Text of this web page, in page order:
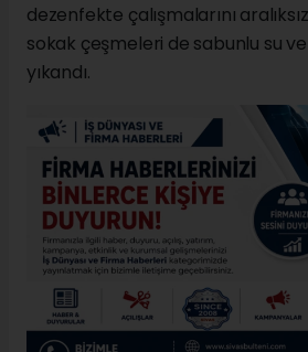
dezenfekte çalışmalarını
sokak çeşmeleri de sabunlu su
yıkandı.